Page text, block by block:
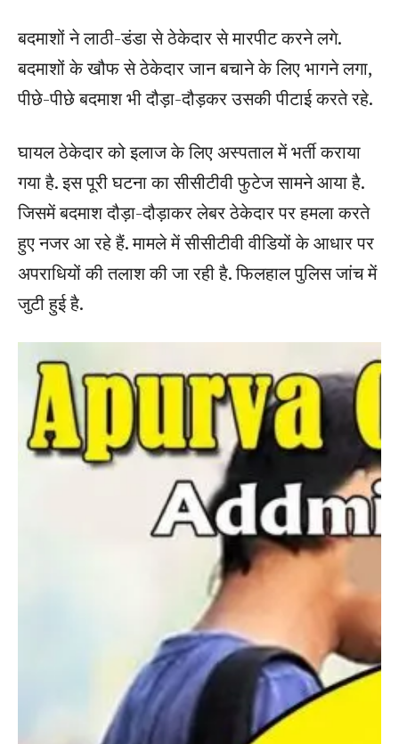
बदमाशों ने लाठी-डंडा से ठेकेदार से मारपीट करने लगे.
बदमाशों के खौफ से ठेकेदार जान बचाने के लिए भागने लगा,
पीछे-पीछे बदमाश भी दौड़ा-दौड़कर उसकी पीटाई करते रहे.
घायल ठेकेदार को इलाज के लिए अस्पताल में भर्ती कराया
गया है. इस पूरी घटना का सीसीटीवी फुटेज सामने आया है.
जिसमें बदमाश दौड़ा-दौड़ाकर लेबर ठेकेदार पर हमला करते
हुए नजर आ रहे हैं. मामले में सीसीटीवी वीडियों के आधार पर
अपराधियों की तलाश की जा रही है. फिलहाल पुलिस जांच में
जुटी हुई है.